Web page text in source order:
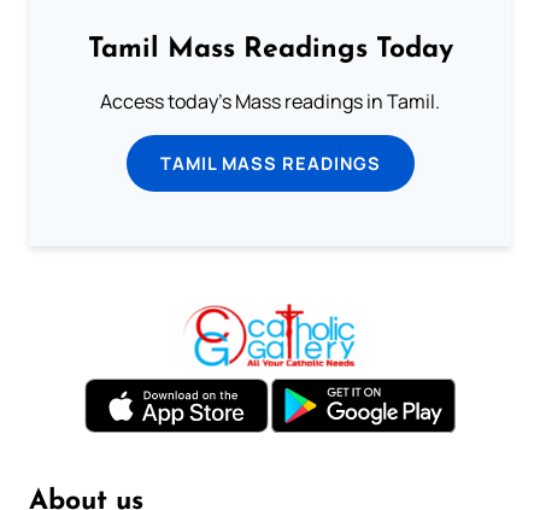
Tamil Mass Readings Today
Access today's Mass readings in Tamil.
TAMIL MASS READINGS
About us